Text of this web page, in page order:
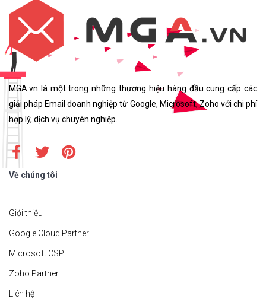
MGA.vn là một trong những thương hiệu hàng đầu cung cấp các
giải pháp Email doanh nghiệp từ Google, Microsoft, Zoho với chi phí
hợp lý, dịch vụ chuyên nghiệp.
Về chúng tôi
Giới thiệu
Google Cloud Partner
Microsoft CSP
Zoho Partner
Liên hệ